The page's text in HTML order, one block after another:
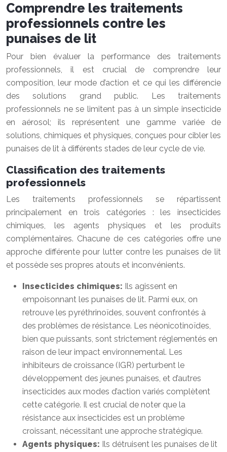
Comprendre les traitements
professionnels contre les
punaises de lit
Pour bien évaluer la performance des traitements
professionnels, il est crucial de comprendre leur
composition, leur mode d’action et ce qui les différencie
des solutions grand public. Les traitements
professionnels ne se limitent pas à un simple insecticide
en aérosol; ils représentent une gamme variée de
solutions, chimiques et physiques, conçues pour cibler les
punaises de lit à différents stades de leur cycle de vie.
Classification des traitements
professionnels
Les traitements professionnels se répartissent
principalement en trois catégories : les insecticides
chimiques, les agents physiques et les produits
complémentaires. Chacune de ces catégories offre une
approche différente pour lutter contre les punaises de lit
et possède ses propres atouts et inconvénients.
Insecticides chimiques: Ils agissent en
empoisonnant les punaises de lit. Parmi eux, on
retrouve les pyréthrinoïdes, souvent confrontés à
des problèmes de résistance. Les néonicotinoïdes,
bien que puissants, sont strictement réglementés en
raison de leur impact environnemental. Les
inhibiteurs de croissance (IGR) perturbent le
développement des jeunes punaises, et d’autres
insecticides aux modes d’action variés complètent
cette catégorie. Il est crucial de noter que la
résistance aux insecticides est un problème
croissant, nécessitant une approche stratégique.
Agents physiques: Ils détruisent les punaises de lit